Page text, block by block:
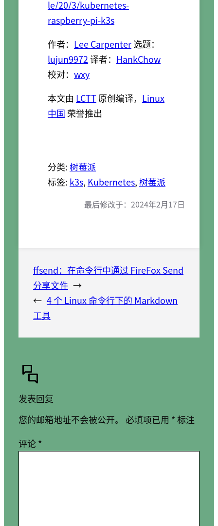
le/20/3/kubernetes-
raspberry-pi-k3s
作者： Lee Carpenter选题：
lujun9972译者： HankChow
校对： wxy
本文由 LCTT原创编译， Linux
中国 荣誉推出
分类:树莓派
标签: k3s, Kubernetes, 树莓派
最后修改于： 2024年2月17日
ffsend：在命令行中通过 FireFox Send
分享文件 →
← 4 个 Linux 命令行下的 Markdown
工具
发表回复
您的邮箱地址不会被公开。
必填项已用 *标注
评论*